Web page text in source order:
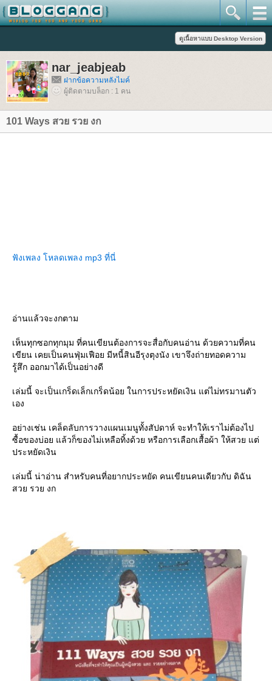
nar_jeabjeab
ฝากข้อความหลังไมค์
ผู้ติดตามบล็อก : 1 คน
101 Ways สวย รวย งก
ฟังเพลง โหลดเพลง mp3 ที่นี่
อ่านแล้วจะงกตาม
เห็นทุกซอกทุกมุม ที่คนเขียนต้องการจะสื่อกับคนอ่าน ด้วยความที่คน
เขียน เคยเป็นคนฟุ่มเฟือย มีหนี้สินอีรุงตุงนัง เขาจึงถ่ายทอดความ
รู้สึก ออกมาได้เป็นอย่างดี
เล่มนี้ จะเป็นเกร็ดเล็กเกร็ดน้อย ในการประหยัดเงิน แต่ไม่ทรมานตัว
เอง
อย่างเช่น เคล็ดลับการวางแผนเมนูทั้งสัปดาห์ จะทำให้เราไม่ต้องไป
ซื้อของบ่อย แล้วก็ของไม่เหลือทิ้งด้วย หรือการเลือกเสื้อผ้า ให้สวย แต่
ประหยัดเงิน
เล่มนี้ น่าอ่าน สำหรับคนที่อยากประหยัด คนเขียนคนเดียวกับ ดิฉัน
สวย รวย งก